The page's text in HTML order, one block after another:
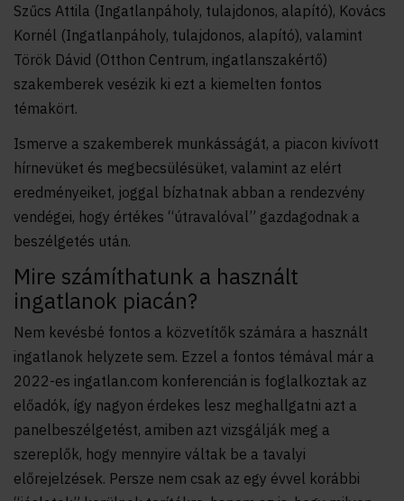
Szűcs Attila (Ingatlanpáholy, tulajdonos, alapító), Kovács
Kornél (Ingatlanpáholy, tulajdonos, alapító), valamint
Török Dávid (Otthon Centrum, ingatlanszakértő)
szakemberek vesézik ki ezt a kiemelten fontos
témakört.
Ismerve a szakemberek munkásságát, a piacon kivívott
hírnevüket és megbecsülésüket, valamint az elért
eredményeiket, joggal bízhatnak abban a rendezvény
vendégei, hogy értékes “útravalóval” gazdagodnak a
beszélgetés után.
Mire számíthatunk a használt
ingatlanok piacán?
Nem kevésbé fontos a közvetítők számára a használt
ingatlanok helyzete sem. Ezzel a fontos témával már a
2022-es ingatlan.com konferencián is foglalkoztak az
előadók, így nagyon érdekes lesz meghallgatni azt a
panelbeszélgetést, amiben azt vizsgálják meg a
szereplők, hogy mennyire váltak be a tavalyi
előrejelzések. Persze nem csak az egy évvel korábbi